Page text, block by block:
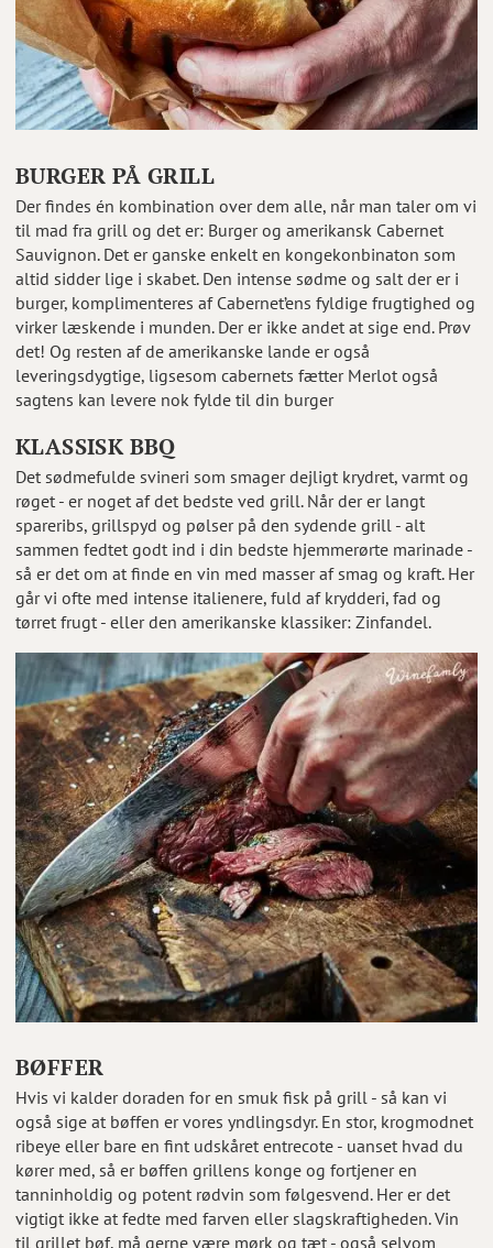
BURGER PÅ GRILL
Der findes én kombination over dem alle, når man taler om vi
til mad fra grill og det er: Burger og amerikansk Cabernet
Sauvignon. Det er ganske enkelt en kongekonbinaton som
altid sidder lige i skabet. Den intense sødme og salt der er i
burger, komplimenteres af Cabernet’ens fyldige frugtighed og
virker læskende i munden. Der er ikke andet at sige end. Prøv
det! Og resten af de amerikanske lande er også
leveringsdygtige, ligsesom cabernets fætter Merlot også
sagtens kan levere nok fylde til din burger
KLASSISK BBQ
Det sødmefulde svineri som smager dejligt krydret, varmt og
røget - er noget af det bedste ved grill. Når der er langt
spareribs, grillspyd og pølser på den sydende grill - alt
sammen fedtet godt ind i din bedste hjemmerørte marinade -
så er det om at finde en vin med masser af smag og kraft. Her
går vi ofte med intense italienere, fuld af krydderi, fad og
tørret frugt - eller den amerikanske klassiker: Zinfandel.
BØFFER
Hvis vi kalder doraden for en smuk fisk på grill - så kan vi
også sige at bøffen er vores yndlingsdyr. En stor, krogmodnet
ribeye eller bare en fint udskåret entrecote - uanset hvad du
kører med, så er bøffen grillens konge og fortjener en
tanninholdig og potent rødvin som følgesvend. Her er det
vigtigt ikke at fedte med farven eller slagskraftigheden. Vin
til grillet bøf, må gerne være mørk og tæt - også selvom